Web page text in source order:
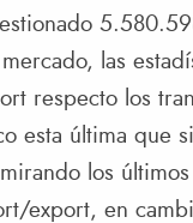
las
respecto los
esta última que
los
export, en